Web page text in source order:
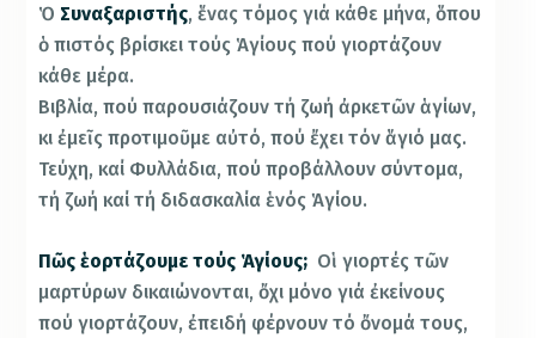
Ὁ Συναξαριστής, ἕνας τόμος γιά κάθε μήνα, ὅπου
ὁ πιστός βρίσκει τούς Ἁγίους πού γιορτάζουν
κάθε μέρα.
Βιβλία, πού παρουσιάζουν τή ζωή ἀρκετῶν ἁγίων,
κι ἐμεῖς προτιμοῦμε αὐτό, πού ἔχει τόν ἅγιό μας.
Τεύχη, καί Φυλλάδια, πού προβάλλουν σύντομα,
τή ζωή καί τή διδασκαλία ἑνός Ἁγίου.
Πῶς ἑορτάζουμε τούς Ἁγίους; Οἱ γιορτές τῶν
μαρτύρων δικαιώνονται, ὄχι μόνο γιά ἐκείνους
πού γιορτάζουν, ἐπειδή φέρνουν τό ὄνομά τους,